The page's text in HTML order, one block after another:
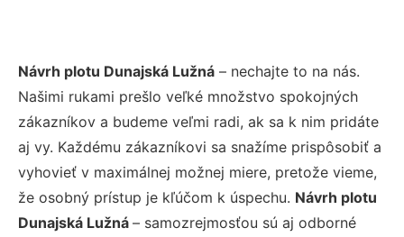
Návrh plotu Dunajská Lužná – nechajte to na nás.
Našimi rukami prešlo veľké množstvo spokojných
zákazníkov a budeme veľmi radi, ak sa k nim pridáte
aj vy. Každému zákazníkovi sa snažíme prispôsobiť a
vyhovieť v maximálnej možnej miere, pretože vieme,
že osobný prístup je kľúčom k úspechu. Návrh plotu
Dunajská Lužná – samozrejmosťou sú aj odborné